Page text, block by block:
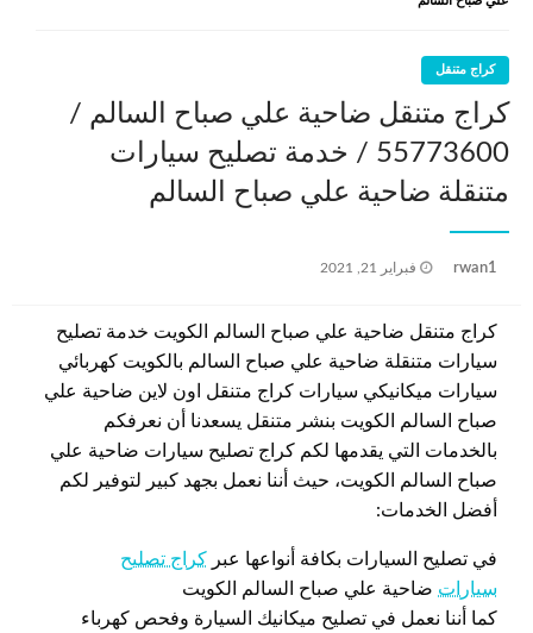
كراج متنقل
كراج متنقل ضاحية علي صباح السالم /
55773600‬ / خدمة تصليح سيارات
متنقلة ضاحية علي صباح السالم
rwan1
نُشر
فبراير 21, 2021
كراج متنقل ضاحية علي صباح السالم الكويت خدمة تصليح
سيارات متنقلة ضاحية علي صباح السالم بالكويت كهربائي
سيارات ميكانيكي سيارات كراج متنقل اون لاين ضاحية علي
صباح السالم الكويت بنشر متنقل يسعدنا أن نعرفكم
بالخدمات التي يقدمها لكم كراج تصليح سيارات ضاحية علي
صباح السالم الكويت، حيث أننا نعمل بجهد كبير لتوفير لكم
أفضل الخدمات:
في تصليح السيارات بكافة أنواعها عبر كراج تصليح
سيارات ضاحية علي صباح السالم الكويت
كما أننا نعمل في تصليح ميكانيك السيارة وفحص كهرباء